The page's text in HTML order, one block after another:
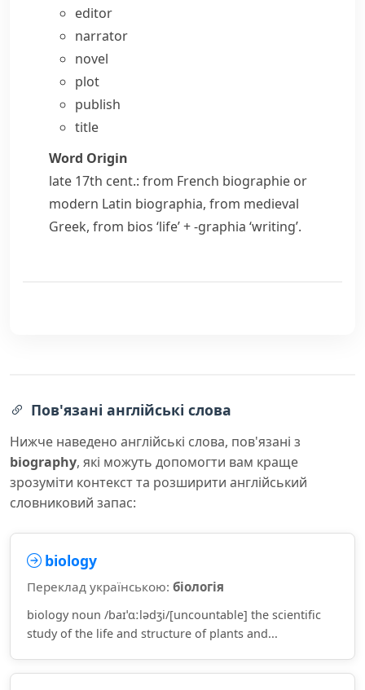
editor
narrator
novel
plot
publish
title
Word Origin
late 17th cent.: from French biographie or
modern Latin biographia, from medieval
Greek, from bios ‘life’ +-graphia ‘writing’.
Пов'язані англійські слова
Нижче наведено англійські слова, пов'язані з
biography, які можуть допомогти вам краще
зрозуміти контекст та розширити англійський
словниковий запас:
biology
Переклад українською: біологія
biology noun /baɪˈɑːlədʒi/[uncountable] the scientific
study of the life and structure of plants and...